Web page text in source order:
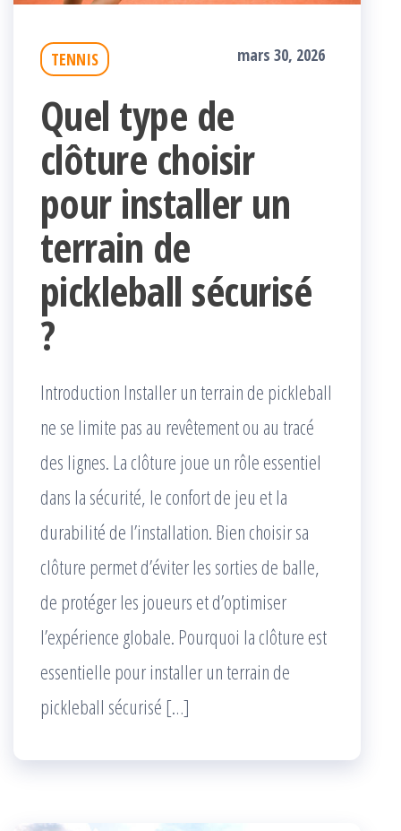
TENNIS mars 30, 2026
Quel type de
clôture choisir
pour installer un
terrain de
pickleball sécurisé
?
Introduction Installer un terrain de pickleball
ne se limite pas au revêtement ou au tracé
des lignes. La clôture joue un rôle essentiel
dans la sécurité, le confort de jeu et la
durabilité de l’installation. Bien choisir sa
clôture permet d’éviter les sorties de balle,
de protéger les joueurs et d’optimiser
l’expérience globale. Pourquoi la clôture est
essentielle pour installer un terrain de
pickleball sécurisé […]